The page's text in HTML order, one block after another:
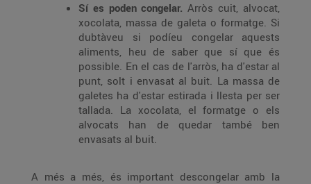
Sí es poden congelar. Arròs cuit, alvocat,
xocolata, massa de galeta o formatge. Si
dubtàveu si podíeu congelar aquests
aliments, heu de saber que sí que és
possible. En el cas de l'arròs, ha d'estar al
punt, solt i envasat al buit. La massa de
galetes ha d'estar estirada i llesta per ser
tallada. La xocolata, el formatge o els
alvocats han de quedar també ben
envasats al buit.
A més a més, és important descongelar amb la